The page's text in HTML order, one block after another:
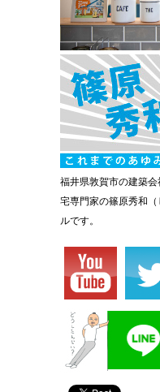
福井県敦賀市の建築
宅専門家の篠原秀和
ルです。